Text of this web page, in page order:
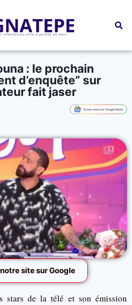
: le prochain
d’enquête” sur
fait jaser
site sur Google
stars de la télé et son émission